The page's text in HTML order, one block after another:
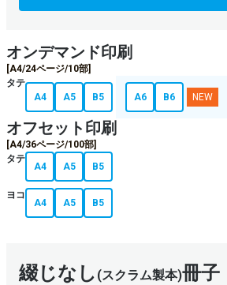
（※縦以外はオフセットのみ）
部数
オンデマンド 1部〜
ページ数
最大304Pまで可能（※組み合わせによる）
2ページ毎での販売
開きやすさ
表面加工
オンデマンド印刷
[A4/24ページ/10部]
タテ
A4
A5 B5 A6 B6 NEW
オフセット印刷
[A4/36ページ/100部]
タテ
A4 A5 B5
ヨコ
A4 A5 B5
綴じなし (スクラム製本)冊子